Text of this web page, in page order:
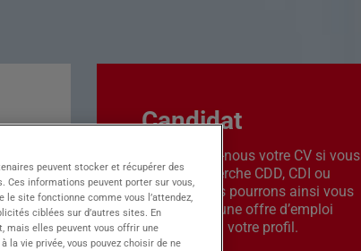
Candidat
Transmettez-nous votre CV si vous
êtes en recherche CDD, CDI ou
intérim. Nous pourrons ainsi vous
contacter si une offre d’emploi
correspond à votre profil.
peuvent stocker et récupérer des
Ces informations peuvent porter sur vous,
site fonctionne comme vous l’attendez,
ciblées sur d’autres sites. En
mais elles peuvent vous offrir une
la vie privée, vous pouvez choisir de ne